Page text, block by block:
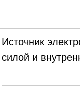
Источник
силой и